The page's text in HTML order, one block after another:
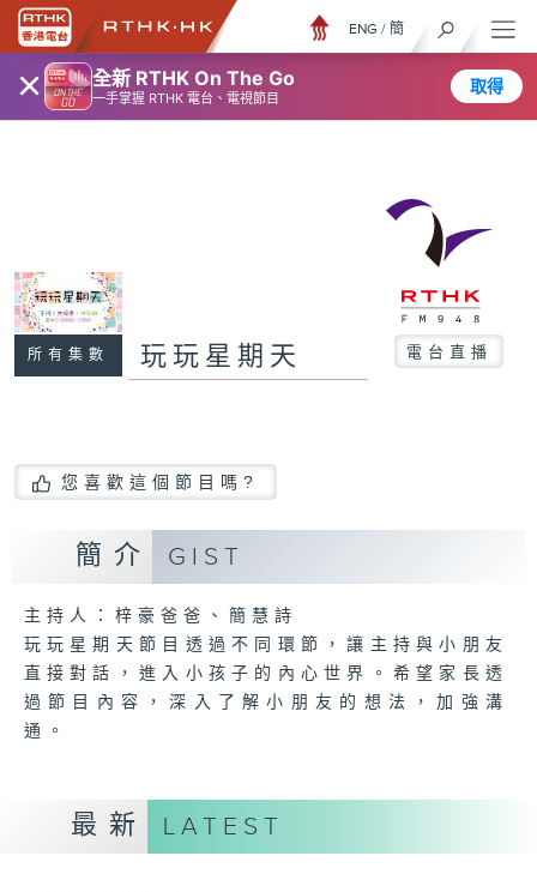
× 全新 RTHK On The Go
一手掌握 RTHK 電台、電視節目
取得
ENG / 簡
所有集數 玩玩星期天 電台直播
您喜歡這個節目嗎?
簡介 GIST
主持人：梓豪爸爸、簡慧詩
玩玩星期天節目透過不同環節，讓主持與小朋友
直接對話，進入小孩子的內心世界。希望家長透
過節目內容，深入了解小朋友的想法，加強溝
通。
最新 LATEST